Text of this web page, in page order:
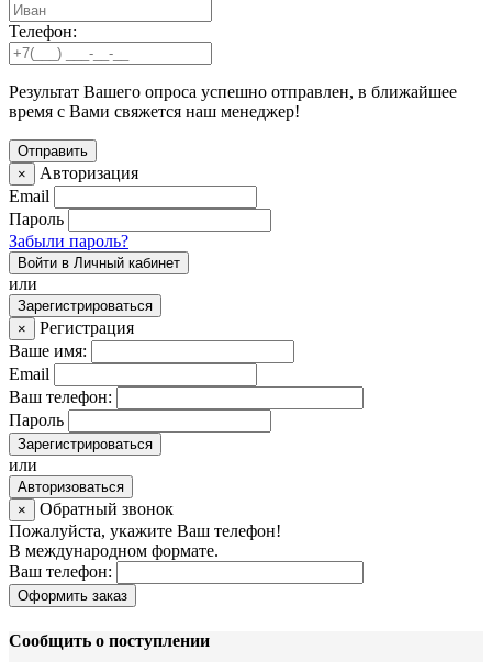
Телефон:
Результат Вашего опроса успешно отправлен, в ближайшее
время с Вами свяжется наш менеджер!
×
Авторизация
Email
Пароль
Забыли пароль?
Войти в Личный кабинет
или
Зарегистрироваться
×
Регистрация
Ваше имя:
Email
Ваш телефон:
Пароль
Зарегистрироваться
или
Авторизоваться
×
Обратный звонок
Пожалуйста, укажите Ваш телефон!
В международном формате.
Ваш телефон:
Оформить заказ
Сообщить о поступлении